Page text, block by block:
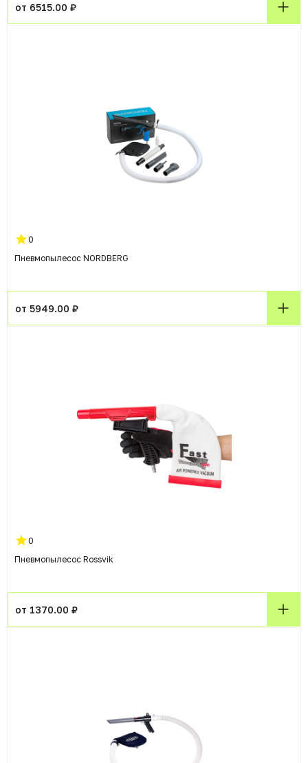
от 6515.00 ₽
0
Пневмопылесос NORDBERG
от 5949.00 ₽
0
Пневмопылесос Rossvik
от 1370.00 ₽